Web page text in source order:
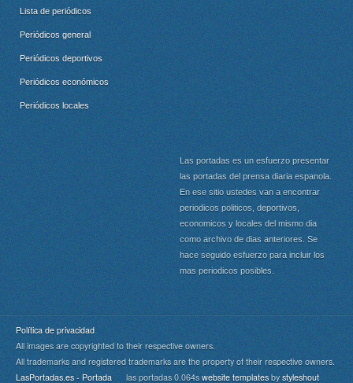
Lista de periódicos
Periódicos general
Periódicos deportivos
Periódicos económicos
Periódicos locales
Las portadas es un esfuerzo presentar
las portadas del prensa diaria espanola.
En ese sitio ustedes van a encontrar
periodicos politicos, deportivos,
economicos y locales del mismo dia
como archivo de dias anteriores. Se
hace seguido esfuerzo para incluir los
mas periodicos posibles.
Política de privacidad
All images are copyrighted to their respective owners.
All trademarks and registered trademarks are the property of their respective owners.
LasPortadas.es - Portada las portadas 0.064s website templates by styleshout